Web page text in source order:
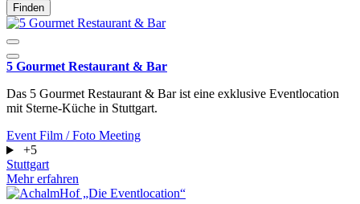
Finden
5 Gourmet Restaurant & Bar
Das 5 Gourmet Restaurant & Bar ist eine exklusive Eventlocation
mit Sterne-Küche in Stuttgart.
Event Film / Foto Meeting
+5
Stuttgart
Mehr erfahren